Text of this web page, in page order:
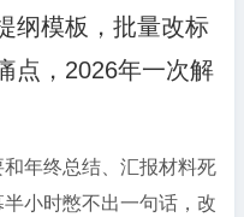
、细心“五心”，警惕流
干部就是关注未来、谋
想和脚
起来，把实现长远目标
、真抓实干的品格和劲
困难、排除万难的信心
持之以恒守初心”方能成
纲模板，批量改标
点，2026年一次解
年终总结、汇报材料死
小时憋不出一句话，改